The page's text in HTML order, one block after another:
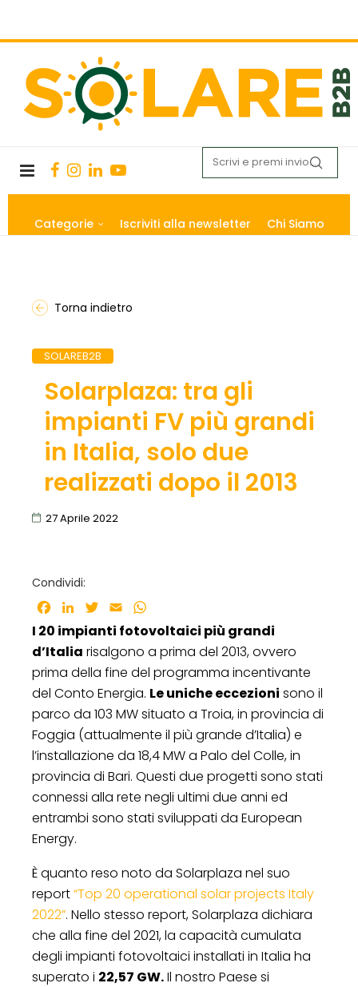
Categorie Iscriviti alla newsletter Chi Siamo
Torna indietro
SOLAREB2B
Solarplaza: tra gli
impianti FV più grandi
in Italia, solo due
realizzati dopo il 2013
27 Aprile 2022
Condividi:
Facebook
LinkedInTwitter
Email
I 20 impianti fotovoltaici più grandi
d’Italia risalgono a prima del 2013, ovvero
prima della fine del programma incentivante
del Conto Energia. Le uniche eccezioni sono il
parco da 103 MW situato a Troia, in provincia di
Foggia (attualmente il più grande d’Italia) e
l’installazione da 18,4 MW a Palo del Colle, in
provincia di Bari. Questi due progetti sono stati
connessi alla rete negli ultimi due anni ed
entrambi sono stati sviluppati da European
Energy.
È quanto reso noto da Solarplaza nel suo
report“Top 20 operational solar projects Italy
2022”. Nello stesso report, Solarplaza dichiara
che alla fine del 2021, la capacità cumulata
degli impianti fotovoltaici installati in Italia ha
superato i 22,57 GW.Il nostro Paese si